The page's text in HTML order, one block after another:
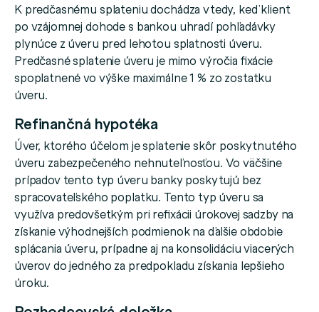
K predčasnému splateniu dochádza vtedy, keď klient
po vzájomnej dohode s bankou uhradí pohľadávky
plynúce z úveru pred lehotou splatnosti úveru.
Predčasné splatenie úveru je mimo výročia fixácie
spoplatnené vo výške maximálne 1 % zo zostatku
úveru.
Refinančná hypotéka
Úver, ktorého účelom je splatenie skôr poskytnutého
úveru zabezpečeného nehnuteľnosťou. Vo väčšine
prípadov tento typ úveru banky poskytujú bez
spracovateľského poplatku. Tento typ úveru sa
využíva predovšetkým pri refixácii úrokovej sadzby na
získanie výhodnejších podmienok na ďalšie obdobie
splácania úveru, prípadne aj na konsolidáciu viacerých
úverov do jedného za predpokladu získania lepšieho
úroku.